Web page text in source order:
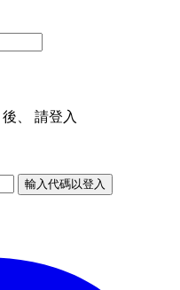
後、 請登入
輸入代碼以登入